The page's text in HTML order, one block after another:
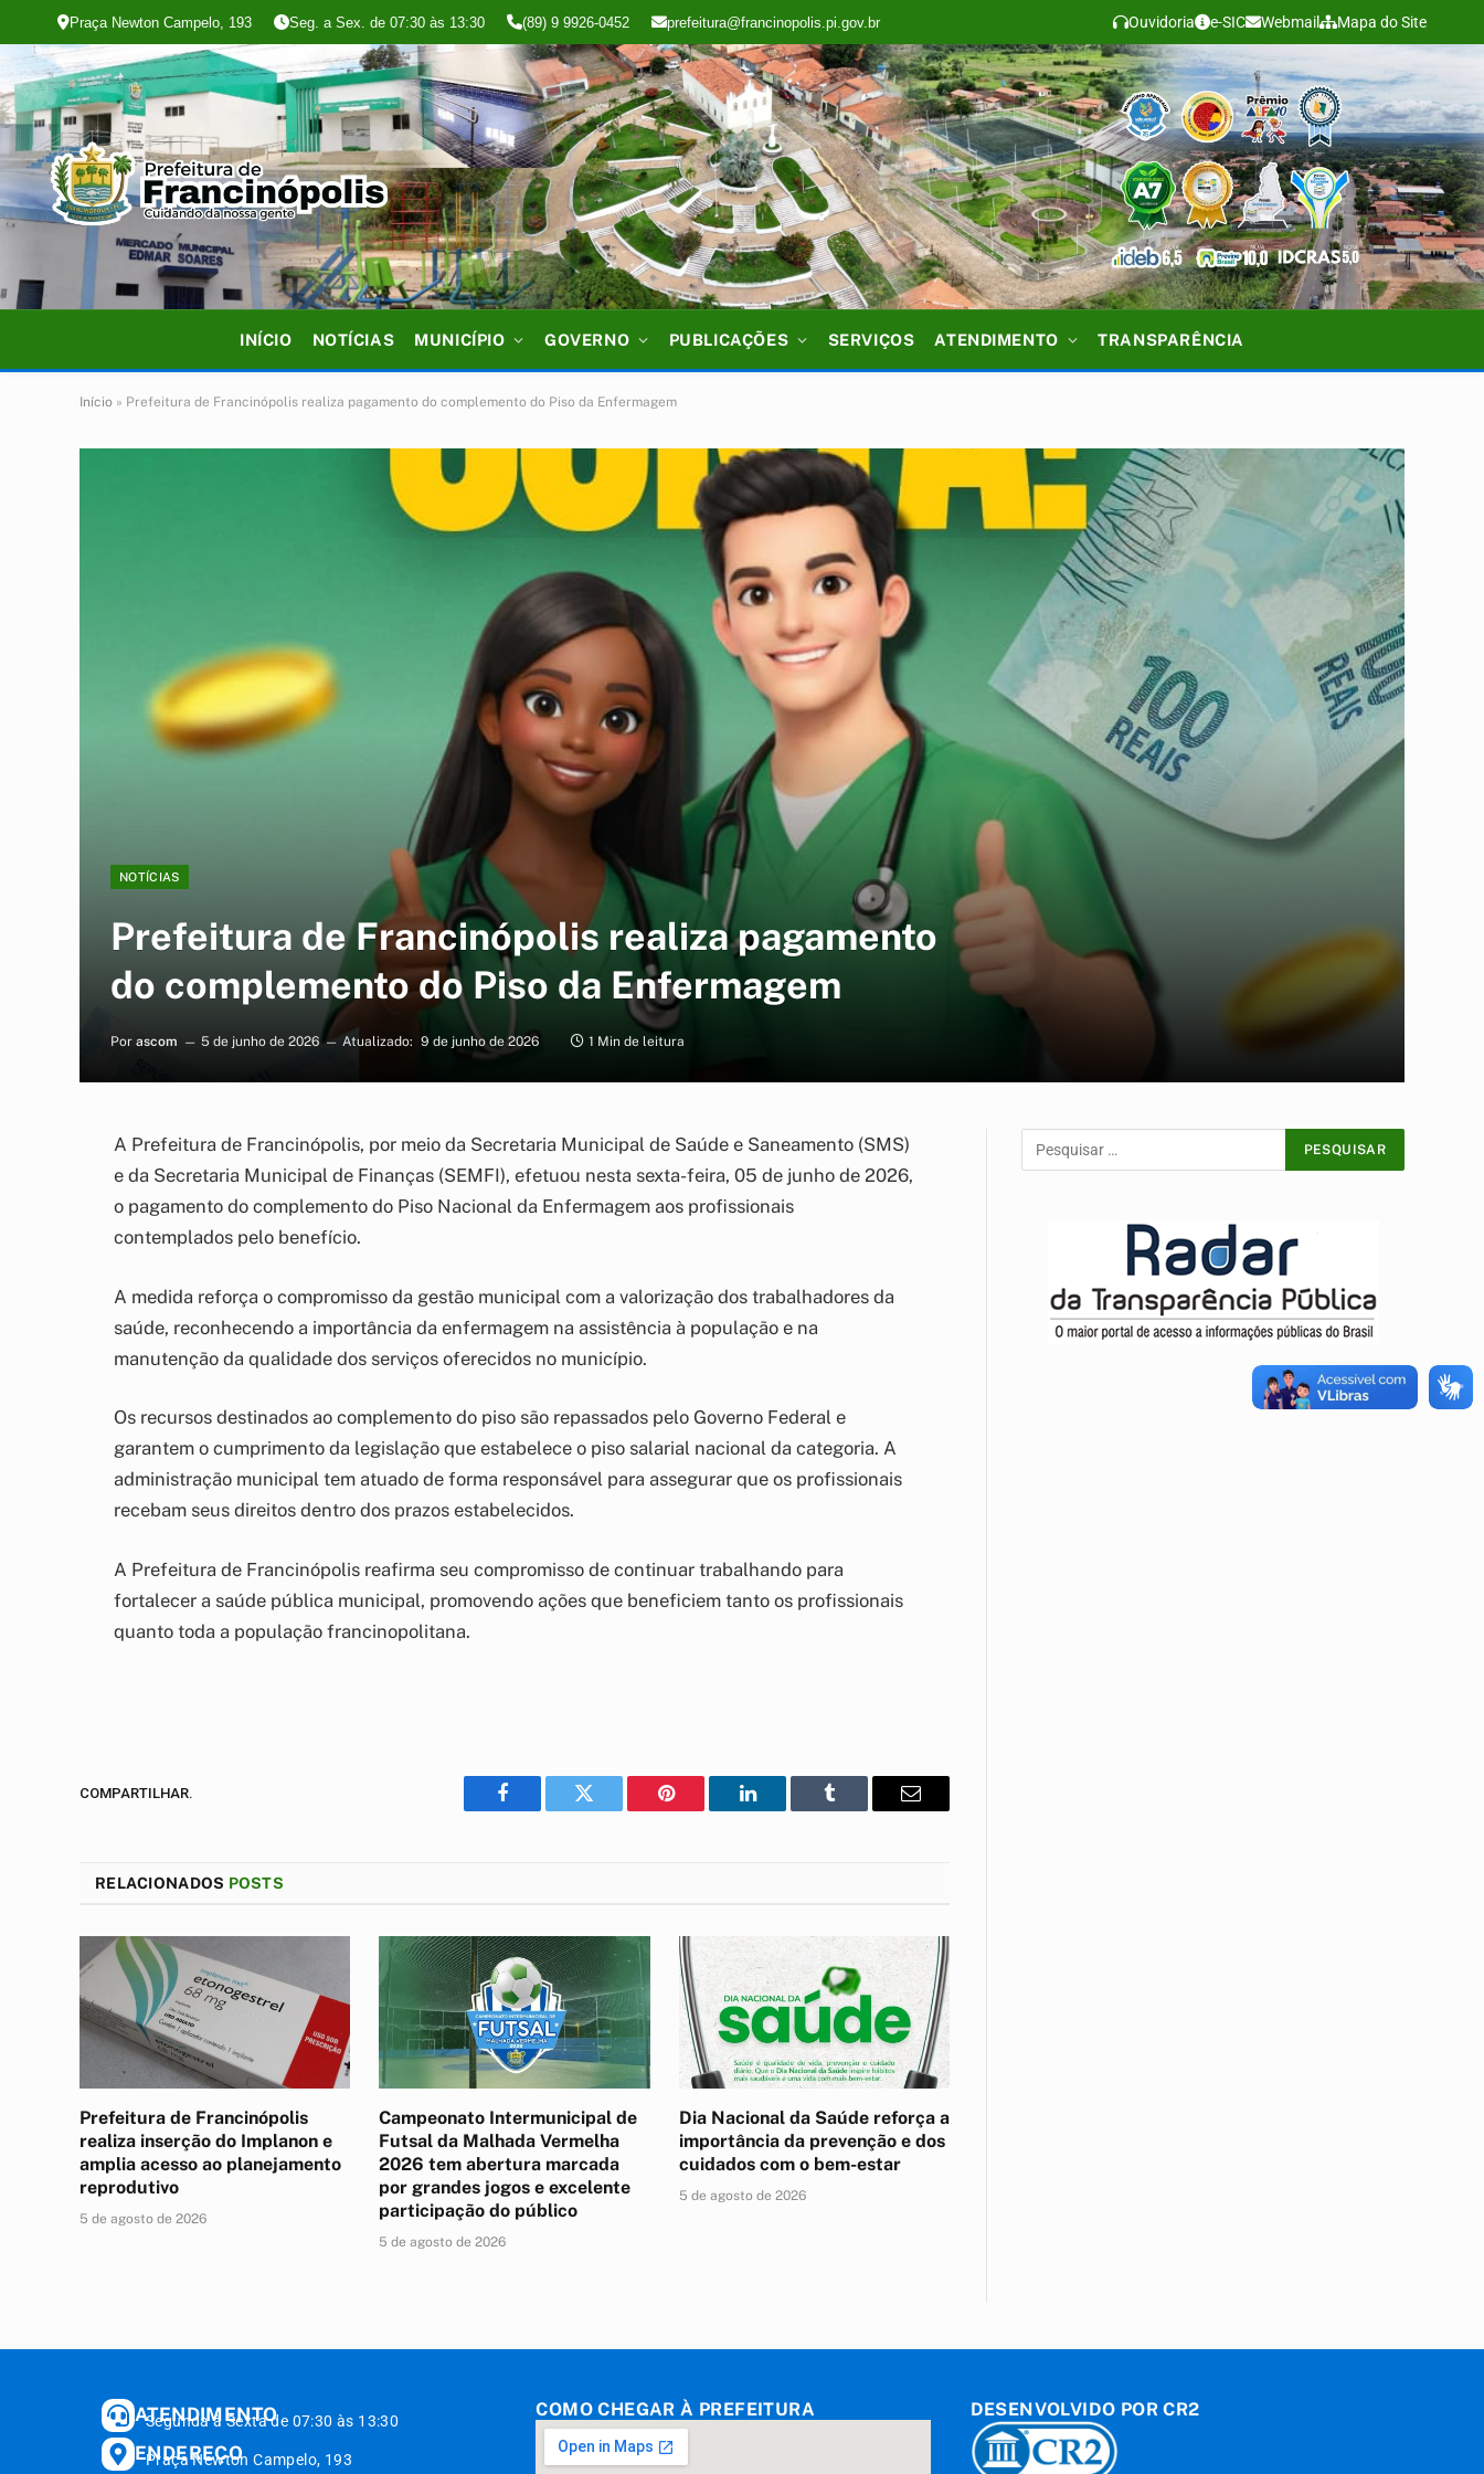
Praça Newton Campelo, 193 Seg. a Sex. de 07:30 às 13:30 (89) 9 9926-0452 prefeitura@francinopolis.pi.gov.br Ouvidoria e-SIC Webmail Mapa do Site
INÍCIO NOTÍCIAS MUNICÍPIO GOVERNO PUBLICAÇÕES SERVIÇOS ATENDIMENTO TRANSPARÊNCIA
Início » Prefeitura de Francinópolis realiza pagamento do complemento do Piso da Enfermagem
NOTÍCIAS
Prefeitura de Francinópolis realiza pagamento
do complemento do Piso da Enfermagem
Por ascom 5 de junho de 2026 Atualizado: 9 de junho de 2026 1 Min de leitura
A Prefeitura de Francinópolis, por meio da Secretaria Municipal de Saúde e Saneamento (SMS)
e da Secretaria Municipal de Finanças (SEMFI), efetuou nesta sexta-feira, 05 de junho de 2026,
o pagamento do complemento do Piso Nacional da Enfermagem aos profissionais
contemplados pelo benefício.
A medida reforça o compromisso da gestão municipal com a valorização dos trabalhadores da
saúde, reconhecendo a importância da enfermagem na assistência à população e na
manutenção da qualidade dos serviços oferecidos no município.
Os recursos destinados ao complemento do piso são repassados pelo Governo Federal e
garantem o cumprimento da legislação que estabelece o piso salarial nacional da categoria. A
administração municipal tem atuado de forma responsável para assegurar que os profissionais
recebam seus direitos dentro dos prazos estabelecidos.
A Prefeitura de Francinópolis reafirma seu compromisso de continuar trabalhando para
fortalecer a saúde pública municipal, promovendo ações que beneficiem tanto os profissionais
quanto toda a população francinopolitana.
COMPARTILHAR.
Facebook Twitter Pinterest LinkedIn Tumblr
E-
RELACIONADOS POSTS
Prefeitura de Francinópolis
realiza inserção do Implanon e
amplia acesso ao planejamento
reprodutivo
5 de agosto de 2026
Campeonato Intermunicipal de
Futsal da Malhada Vermelha
2026 tem abertura marcada
por grandes jogos e excelente
participação do público
5 de agosto de 2026
Dia Nacional da Saúde reforça a
importância da prevenção e dos
cuidados com o bem-estar
5 de agosto de 2026
ATENDIMENTO
Segunda à Sexta de 07:30 às 13:30
ENDEREÇO
Praça Newton Campelo, 193
COMO CHEGAR À PREFEITURA DESENVOLVIDO POR CR2